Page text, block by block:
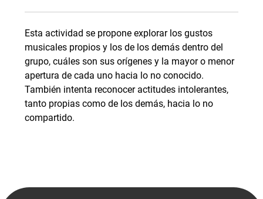
Esta actividad se propone explorar los gustos
musicales propios y los de los demás dentro del
grupo, cuáles son sus orígenes y la mayor o menor
apertura de cada uno hacia lo no conocido.
También intenta reconocer actitudes intolerantes,
tanto propias como de los demás, hacia lo no
compartido.